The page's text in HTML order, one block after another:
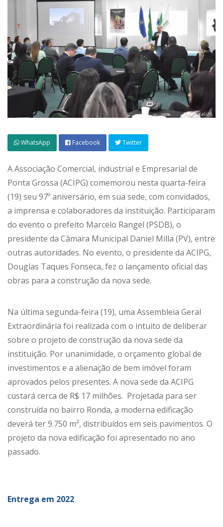
WhatsApp Facebook Twitter
A Associação Comercial, industrial e Empresarial de
Ponta Grossa (ACIPG) comemorou nesta quarta-feira
(19) seu 97º aniversário, em sua sede, com convidados,
a imprensa e colaboradores da instituição. Participaram
do evento o prefeito Marcelo Rangel (PSDB), o
presidente da Câmara Municipal Daniel Milla (PV), entre
outras autoridades. No evento, o presidente da ACIPG,
Douglas Taques Fonseca, fez o lançamento oficial das
obras para a construção da nova sede.
Na última segunda-feira (19), uma Assembleia Geral
Extraordinária foi realizada com o intuito de deliberar
sobre o projeto de construção da nova sede da
instituição. Por unanimidade, o orçamento global de
investimentos e a alienação de bem imóvel foram
aprovados pelos presentes. A nova sede da ACIPG
custará cerca de R$ 17 milhões. Projetada para ser
construída no bairro Ronda, a moderna edificação
deverá ter 9.750 m², distribuídos em seis pavimentos. O
projeto da nova edificação foi apresentado no ano
passado.
Entrega em 2022